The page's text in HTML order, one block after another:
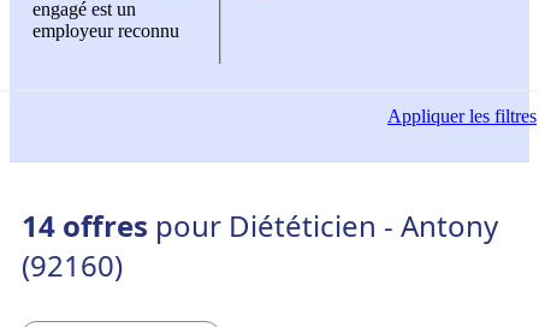
engagé est un
employeur reconnu
Appliquerles filtres
14 offres pour Diététicien - Antony
(92160)